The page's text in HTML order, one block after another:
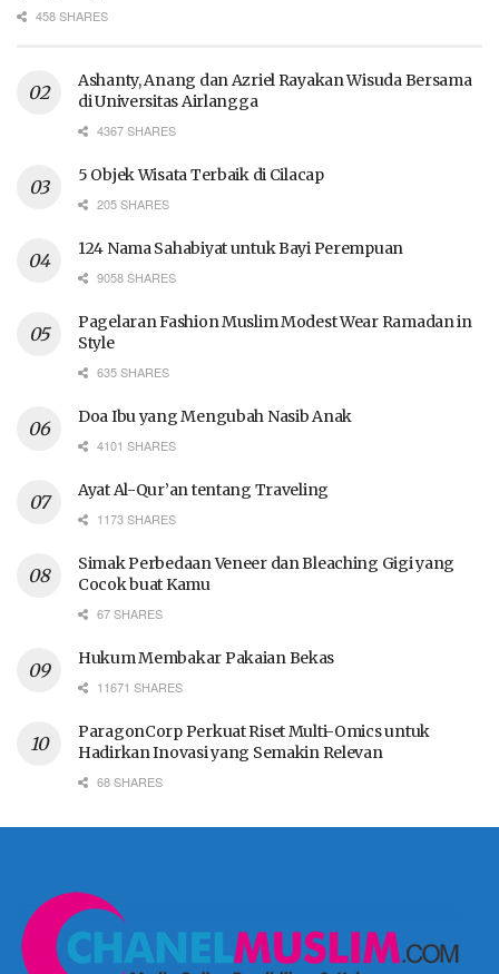
458 SHARES
Ashanty, Anang dan Azriel Rayakan Wisuda Bersama
di Universitas Airlangga
4367 SHARES
5 Objek Wisata Terbaik di Cilacap
205 SHARES
124 Nama Sahabiyat untuk Bayi Perempuan
9058 SHARES
Pagelaran Fashion Muslim Modest Wear Ramadan in
Style
635 SHARES
Doa Ibu yang Mengubah Nasib Anak
4101 SHARES
Ayat Al-Qur’an tentang Traveling
1173 SHARES
Simak Perbedaan Veneer dan Bleaching Gigi yang
Cocok buat Kamu
67 SHARES
Hukum Membakar Pakaian Bekas
11671 SHARES
ParagonCorp Perkuat Riset Multi-Omics untuk
Hadirkan Inovasi yang Semakin Relevan
68 SHARES